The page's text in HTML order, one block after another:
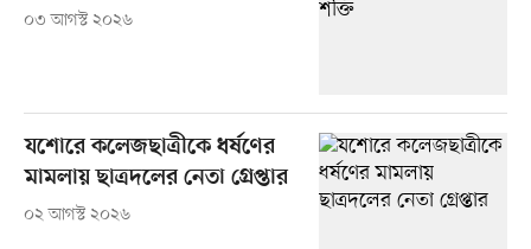
০৩ আগস্ট ২০২৬
যশোরে কলেজছাত্রীকে ধর্ষণের
মামলায় ছাত্রদলের নেতা গ্রেপ্তার
০২ আগস্ট ২০২৬